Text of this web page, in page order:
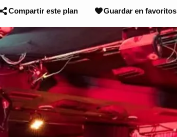
Compartir este plan Guardar en favoritos